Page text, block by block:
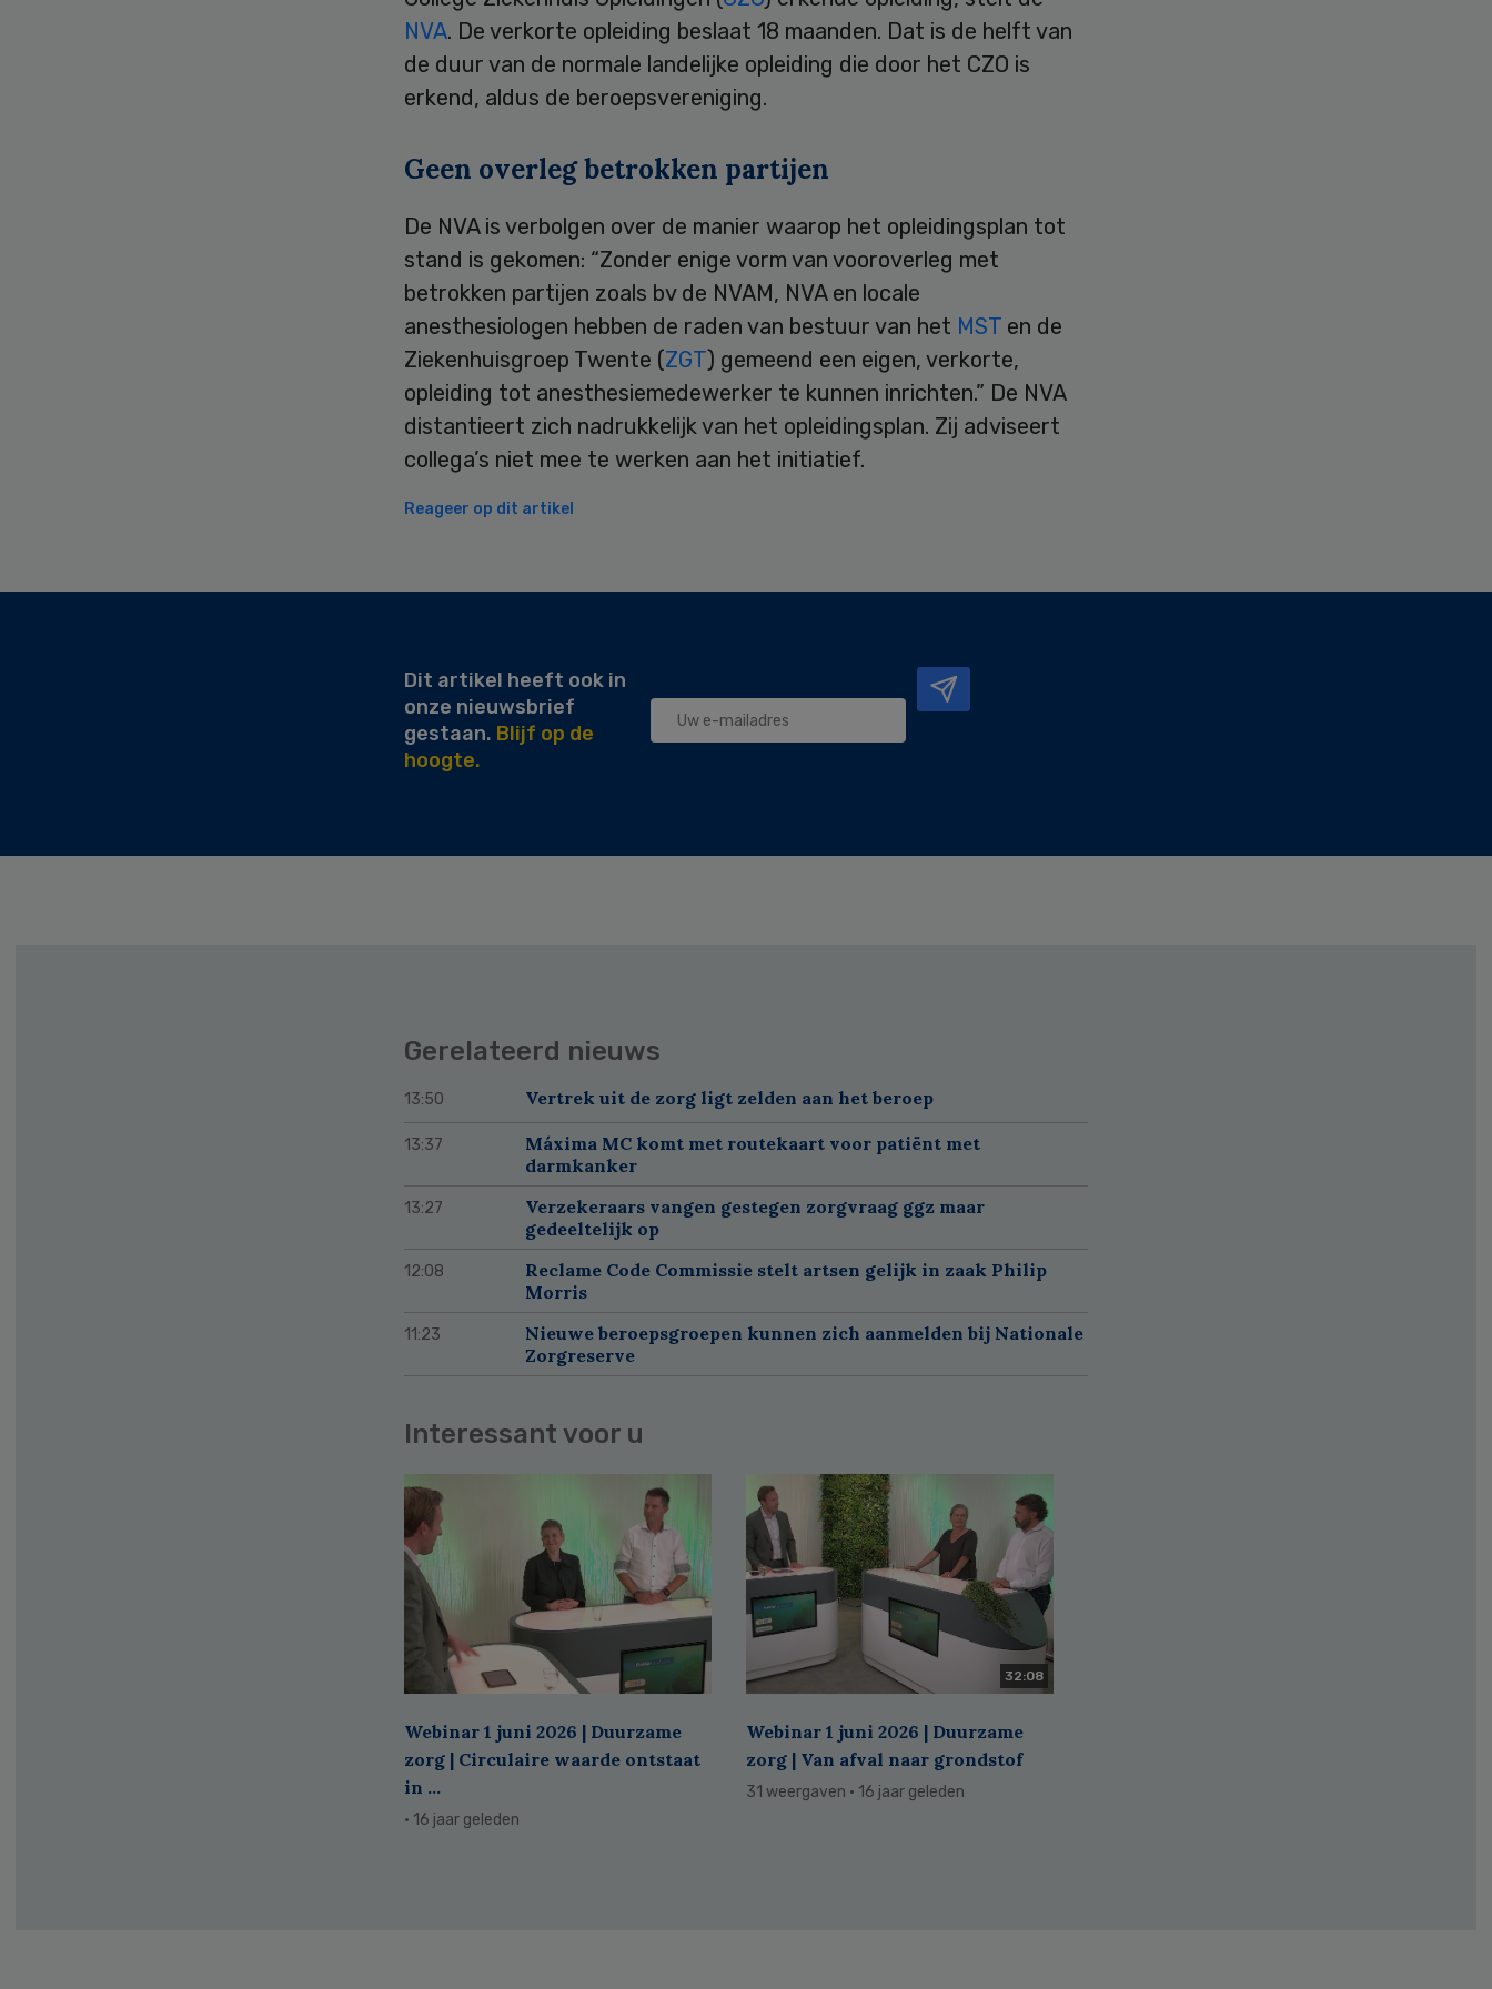
NVA. De verkorte opleiding beslaat 18 maanden. Dat is de helft van
de duur van de normale landelijke opleiding die door het CZO is
erkend, aldus de beroepsvereniging.
Geen overleg betrokken partijen
De NVA is verbolgen over de manier waarop het opleidingsplan tot
stand is gekomen: “Zonder enige vorm van vooroverleg met
betrokken partijen zoals bv de NVAM, NVA en locale
anesthesiologen hebben de raden van bestuur van het MST en de
Ziekenhuisgroep Twente (ZGT) gemeend een eigen, verkorte,
opleiding tot anesthesiemedewerker te kunnen inrichten.” De NVA
distantieert zich nadrukkelijk van het opleidingsplan. Zij adviseert
collega’s niet mee te werken aan het initiatief.
Reageer op dit artikel
Dit artikel heeft ook in
onze nieuwsbrief
gestaan. Blijf op de
hoogte.
Gerelateerd nieuws
13:50 Vertrek uit de zorg ligt zelden aan het beroep
13:37
Máxima MC komt met routekaart voor patiënt met
darmkanker
13:27
Verzekeraars vangen gestegen zorgvraag ggz maar
gedeeltelijk op
12:08
Reclame Code Commissie stelt artsen gelijk in zaak Philip
Morris
11:23
Nieuwe beroepsgroepen kunnen zich aanmelden bij Nationale
Zorgreserve
Interessant voor u
Webinar 1 juni 2026 | Duurzame
zorg | Circulaire waarde ontstaat
in ...
· 16 jaar geleden
32:08
Webinar 1 juni 2026 | Duurzame
zorg | Van afval naar grondstof
31 weergaven · 16 jaar geleden